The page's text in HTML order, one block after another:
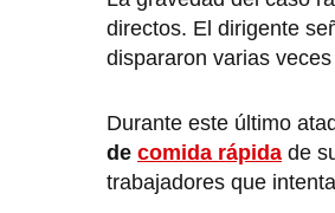
directos. El dirigente
dispararon varias
Durante este último
de comida rápida de
trabajadores que